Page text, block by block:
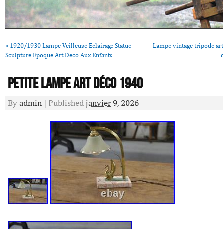
« 1920/1930 Lampe Veilleuse Eclairage Statue
Sculpture Epoque Art Deco Aux Enfants
Lampe vintage tripode
Petite lampe art déco 1940
By admin | Published janvier 9, 2026